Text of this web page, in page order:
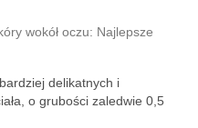
wokół oczu: Najlepsze
delikatnych i
o grubości zaledwie 0,5